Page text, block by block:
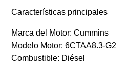
Características principales
Marca del Motor: Cummins
Modelo Motor: 6CTAA8.3-G2
Combustible: Diésel